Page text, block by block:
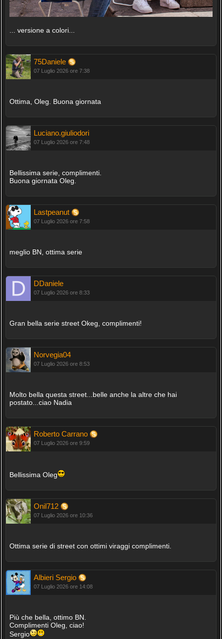
... versione a colori...
75Daniele
07 Luglio 2026 ore 7:38
Ottima, Oleg. Buona giornata
Luciano.giuliodori
07 Luglio 2026 ore 7:48
Bellissima serie, complimenti.
Buona giornata Oleg.
Lastpeanut
07 Luglio 2026 ore 7:58
meglio BN, ottima serie
DDaniele
07 Luglio 2026 ore 8:33
Gran bella serie street Okeg, complimenti!
Norvegia04
07 Luglio 2026 ore 8:53
Molto bella questa street...belle anche la altre che hai
postato...ciao Nadia
Roberto Carrano
07 Luglio 2026 ore 9:59
Bellissima Oleg
Onil712
07 Luglio 2026 ore 10:36
Ottima serie di street con ottimi viraggi complimenti.
Albieri Sergio
07 Luglio 2026 ore 14:08
Più che bella, ottimo BN.
Complimenti Oleg, ciao!
Sergio